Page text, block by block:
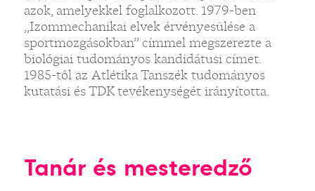
azok, amelyekkel foglalkozott. 1979-ben
„Izommechanikai elvek érvényesülése a
sportmozgásokban” címmel megszerezte a
biológiai tudományos kandidátusi címet.
1985-től az Atlétika Tanszék tudományos
kutatási és TDK tevékenységét irányította.
Tanár és mesteredző